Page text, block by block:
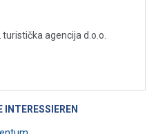
turistička agencija d.o.o.
INTERESSIEREN